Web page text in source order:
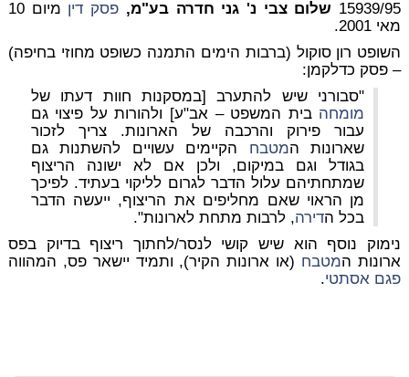
15939/95 שלום צבי נ' גני חדרה בע"מ, פסק דין
מיום 10
מאי 2001.
השופט רון סוקול (ברבות הימים התמנה כשופט מחוזי בחיפה)
– פסק כדלקמן:
"סבורני שיש להתערב [במסקנות חוות דעתו של
מומחה בית המשפט – אב"ע] ולהורות על פיצוי גם
עבור פירוק והרכבה של הארונות. צריך לזכור
שארונות המטבח הקיימים עשויים להשתנות גם
בגודל וגם במיקום, ולכן אם לא ישונה הריצוף
שמתחתיהם עלול הדבר לגרום לליקוי בעתיד. לפיכך
מן הראוי שאם מחליפים את הריצוף, ייעשה הדבר
בכל הדירה, לרבות מתחת לארונות".
נימוק נוסף הוא שיש קושי לנסר/לחתוך ריצוף בדיוק בפס
ארונות המטבח (או ארונות הקיר), ותמיד יישאר פס, המהווה
פגם אסתטי.